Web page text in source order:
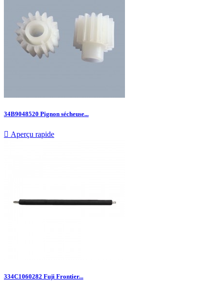
34B9048520 Pignon sécheuse...
 Aperçu rapide
334C1060282 Fuji Frontier...